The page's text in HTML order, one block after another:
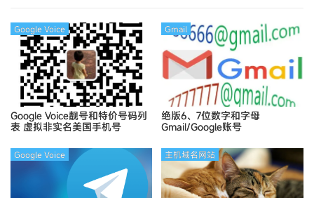
Google Voice靓号和特价号码列
表 虚拟非实名美国手机号
Google Voice
绝版6、7位数字和字母
Gmail/Google账号
Gmail
Google Voice 主机域名网站